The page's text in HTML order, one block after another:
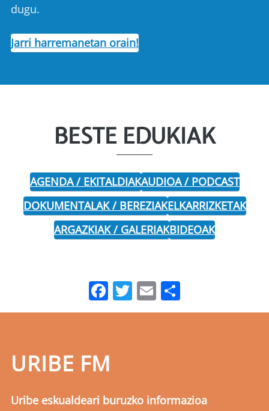
dugu.
Jarri harremanetan orain!
BESTE EDUKIAK
AGENDA / EKITALDIAKAUDIOA / PODCAST
DOKUMENTALAK / BEREZIAKELKARRIZKETAK
ARGAZKIAK / GALERIAKBIDEOAK
Facebook
Twitter
Email
URIBE FM
Uribe eskualdeari buruzko informazioa